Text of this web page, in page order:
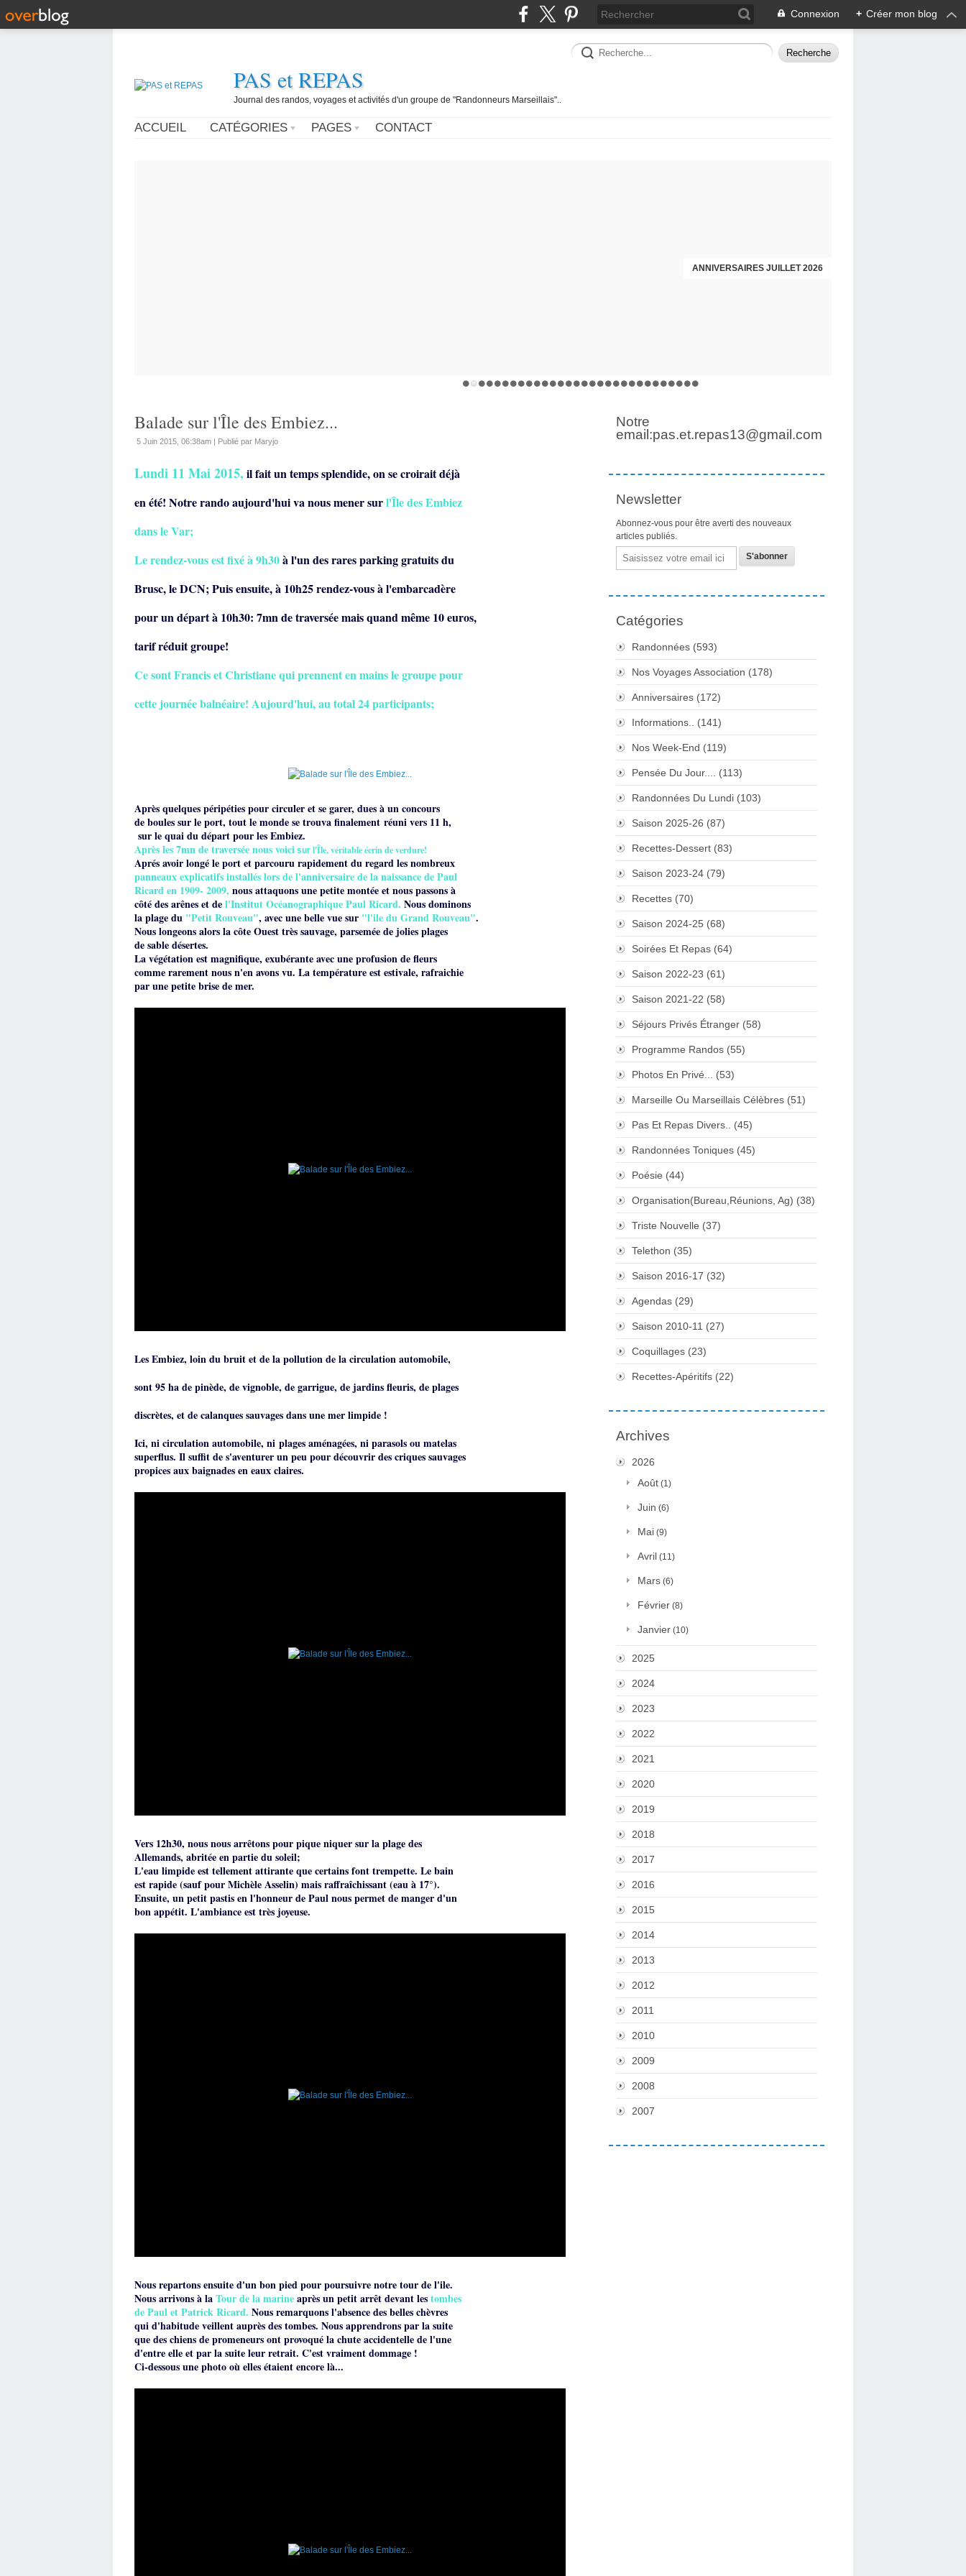
Connexion + Créer mon blog
PAS et REPAS
Journal des randos, voyages et activités d'un groupe de "Randonneurs Marseillais"..
ACCUEIL CATÉGORIES PAGES CONTACT
ANNIVERSAIRES JUILLET 2026
Balade sur l'Île des Embiez...
5 Juin 2015, 06:38am | Publié par Maryjo
Lundi 11 Mai 2015, il fait un temps splendide, on se croirait déjà
en été! Notre rando aujourd'hui va nous mener surl'Île des Embiez
dans le Var;
Le rendez-vous est fixé à 9h30à l'un des rares parking gratuits du
Brusc, le DCN;Puis ensuite, à 10h25 rendez-vous à l'embarcadère
pourundépart à 10h30: 7mn de traversée maisquand même 10 euros,
tarif réduit groupe!
Ce sont Francis et Christiane qui prennent en mains le groupe pour
cette journée balnéaire! Aujourd'hui, au total 24 participants;
Après quelques péripéties pour circuler et se garer, dues à un concours
de boules sur le port, tout le monde se trouva finalement réuni vers 11 h,
sur le quai du départ pour les Embiez.
Après les 7mn de traversée nous voici sur l'Île, véritable écrin de verdure!
Aprés avoir longé le port et parcouru rapidement du regard les nombreux
panneaux explicatifs installés lors de l'anniversaire de la naissance de Paul
Ricard en 1909- 2009, nous attaquons une petite montée et nous passons à
côtédes arênes et del'Institut Océanographique Paul Ricard. Nous dominons
la plage du "Petit Rouveau", avec une belle vue sur "l'ile du Grand Rouveau".
Nous longeons alors la côte Ouest très sauvage, parsemée de jolies plages
de sable désertes.
La végétation est magnifique, exubérante avec une profusion de fleurs
comme rarement nous n'en avons vu. La température est estivale, rafraichie
par une petite brise de mer.
Les Embiez, loin du bruit et de la pollution de la circulation automobile,
sont 95 ha de pinède, de vignoble, de garrigue, de jardins fleuris, de plages
discrètes, et de calanques sauvages dans une mer limpide !
Ici, ni circulation automobile, ni plages aménagées, ni parasols ou matelas
superflus. Il suffit de s'aventurer un peu pour découvrir des criques sauvages
propices aux baignades en eaux claires.
Vers 12h30, nous nous arrêtons pour pique niquer sur la plage des
Allemands, abritée en partiedu soleil;
L'eau limpide est tellement attirante que certains font trempette. Le bain
est rapide (sauf pour Michèle Asselin) mais raffraîchissant (eau à 17°).
Ensuite, un petit pastis en l'honneur de Paul nous permet de manger d'un
bon appétit. L'ambiance est très joyeuse.
Nous repartons ensuite d'un bon pied pour poursuivre notre tour de l'ile.
Nous arrivons à laTour de la marineaprès un petit arrêt devant lestombes
de Paul et Patrick Ricard. Nous remarquons l'absence des belles chèvres
qui d'habitude veillent auprès des tombes. Nous apprendrons par la suite
que des chiens de promeneurs ont provoqué la chute accidentelle de l'une
d'entre elle et par la suite leur retrait. C'est vraiment dommage !
Ci-dessous une photo où elles étaient encore là...
Notre
email:pas.et.repas13@gmail.com
Newsletter
Abonnez-vous pour être averti des nouveaux
articles publiés.
Email
Catégories
Randonnées (593)
Nos Voyages Association (178)
Anniversaires (172)
Informations.. (141)
Nos Week-End (119)
Pensée Du Jour.... (113)
Randonnées Du Lundi (103)
Saison 2025-26 (87)
Recettes-Dessert (83)
Saison 2023-24 (79)
Recettes (70)
Saison 2024-25 (68)
Soirées Et Repas (64)
Saison 2022-23 (61)
Saison 2021-22 (58)
Séjours Privés Étranger (58)
Programme Randos (55)
Photos En Privé... (53)
Marseille Ou Marseillais Célèbres (51)
Pas Et Repas Divers.. (45)
Randonnées Toniques (45)
Poésie (44)
Organisation(Bureau,Réunions, Ag) (38)
Triste Nouvelle (37)
Telethon (35)
Saison 2016-17 (32)
Agendas (29)
Saison 2010-11 (27)
Coquillages (23)
Recettes-Apéritifs (22)
Archives
2026
Août (1)
Juin (6)
Mai (9)
Avril (11)
Mars (6)
Février (8)
Janvier (10)
2025
2024
2023
2022
2021
2020
2019
2018
2017
2016
2015
2014
2013
2012
2011
2010
2009
2008
2007